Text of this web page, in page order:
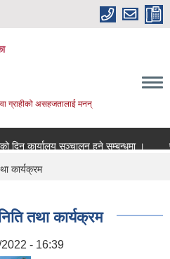
ग्राहीको असहजतालाई मनन्
कार्यालय सञ्चालन हुने सम्बन्धमा ।
कार्यक्रम
तथा कार्यक्रम
- 16:39